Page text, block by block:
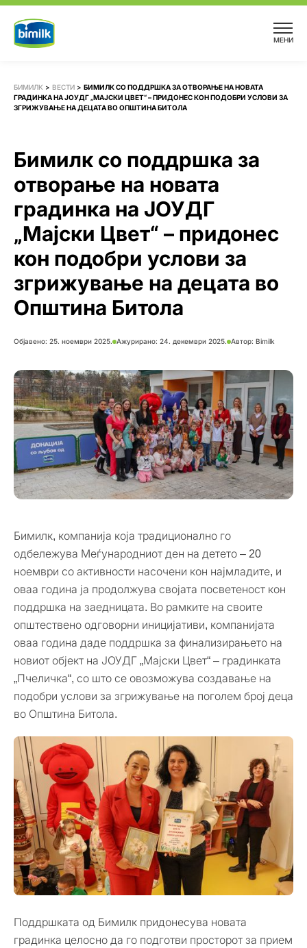
Skip
content
МЕНИ
БИМИЛК > ВЕСТИ > БИМИЛК СО ПОДДРШКА ЗА ОТВОРАЊЕ НА НОВАТА
ГРАДИНКА НА ЈОУДГ „МАЈСКИ ЦВЕТ“ – ПРИДОНЕС КОН ПОДОБРИ УСЛОВИ ЗА
ЗГРИЖУВАЊЕ НА ДЕЦАТА ВО ОПШТИНА БИТОЛА
Бимилк со поддршка за
отворање на новата
градинка на ЈОУДГ
„Мајски Цвет“ – придонес
кон подобри услови за
згрижување на децата во
Општина Битола
Објавено: 25. ноември 2025. Ажурирано: 24. декември 2025. Автор: Bimilk
Бимилк, компанија која традиционално го
одбележува Меѓународниот ден на детето – 20
ноември со активности насочени кон најмладите, и
оваа година ја продолжува својата посветеност кон
поддршка на заедницата. Во рамките на своите
општествено одговорни иницијативи, компанијата
оваа година даде поддршка за финализирањето на
новиот објект на ЈОУДГ „Мајски Цвет“ – градинката
„Пчеличка“, со што се овозможува создавање на
подобри услови за згрижување на поголем број деца
во Општина Битола.
Поддршката од Бимилк придонесува новата
градинка целосно да го подготви просторот за прием